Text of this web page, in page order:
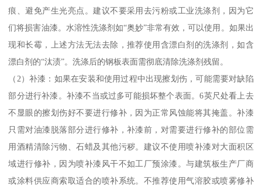
痕、避免产生光亮点。建议不要采用去污粉或工业洗涤剂，因为它
们将损害油漆。水溶性洗涤剂如“奥妙”非常有效，可以使用。如果出
现和长霉，上述方法无法去除，推荐使用含漂白剂的洗涤剂，如含
漂白剂的“汰渍”。洗涤后的钢板表面需彻底清除洗涤剂残留。
（2）补漆：如果在安装和使用过程中出现擦划伤，可能需要对缺陷
部分进行补漆。补漆不当或过多可能损坏整个表面。6英尺处看上去
不显眼的擦划伤好不要进行修补，因为正常风蚀能将其掩盖。补漆
只需对油漆脱落部分进行修补，补漆前，对需要进行修补的部位需
用酒精清除污物、石蜡及其他污秽。建议不使用喷补漆对大面积区
域进行修补，因为喷补漆风干不如工厂预涂漆。与建筑板生产厂商
或涂料供应商索取适合的喷补系统。不推荐使用气溶胶或喷雾修补